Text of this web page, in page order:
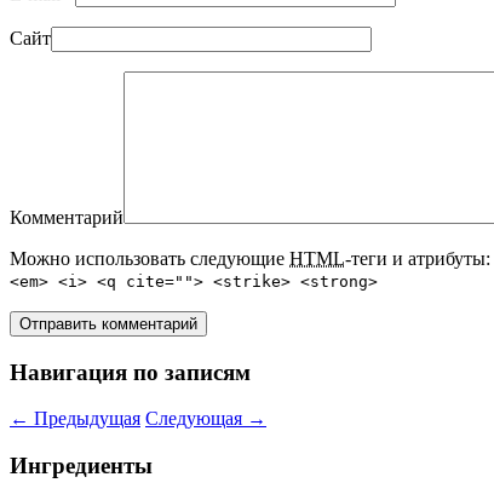
Сайт
Комментарий
Можно использовать следующие HTML-теги и атрибуты:
<em> <i> <q cite=""> <strike> <strong>
Навигация по записям
← Предыдущая Следующая →
Ингредиенты